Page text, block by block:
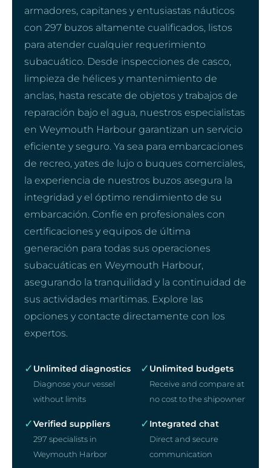
armadores, capitanes y entusiastas náuticos
con 297 buzos altamente cualificados, listos
para atender cualquier requerimiento
subacuático. Desde inspecciones de casco,
limpieza de hélices y mantenimiento de
anclas, hasta rescate de objetos y trabajos de
reparación bajo el agua, nuestros especialistas
en Weymouth Harbour garantizan un servicio
eficiente y seguro. Ya sea para embarcaciones
de recreo, yates de lujo o buques comerciales,
la experiencia de nuestros buzos asegura la
integridad y el óptimo rendimiento de su
embarcación. Confíe en profesionales con
certificaciones y equipos de última
generación para todas sus operaciones
subacuáticas en Weymouth Harbour,
asegurando la tranquilidad y la continuidad de
sus actividades marítimas. Explore las
opciones y contacte directamente con los
expertos.
✓ Unlimited diagnostics
Diagnose your vessel
without limits
✓ Unlimited budgets
Receive and compare at
no cost to the shipowner
✓Verified suppliers
297 specialists in
Weymouth Harbor
✓ Integrated chat
Direct and secure
communication